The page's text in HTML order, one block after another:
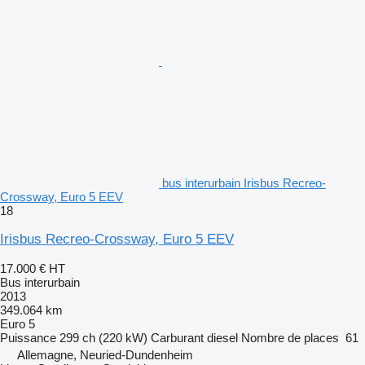
bus interurbain Irisbus Recreo-
Crossway, Euro 5 EEV
18
Irisbus Recreo-Crossway, Euro 5 EEV
17.000 € HT
Bus interurbain
2013
349.064 km
Euro 5
Puissance 299 ch (220 kW) Carburant diesel Nombre de places 61
Allemagne, Neuried-Dundenheim